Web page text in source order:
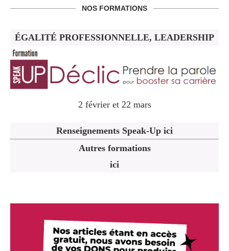
NOS FORMATIONS
ÉGALITÉ PROFESSIONNELLE, LEADERSHIP
2 février et 22 mars
Renseignements Speak-Up ici
Autres formations
ici